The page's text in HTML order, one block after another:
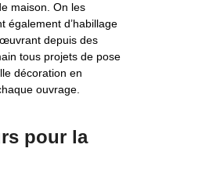
maison. On les
également d’habillage
depuis des
tous projets de pose
décoration en
ouvrage.
pour la